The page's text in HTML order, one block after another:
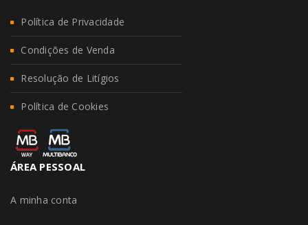
Política de Privacidade
Condições de Venda
Resolução de Litígios
Política de Cookies
ÁREA PESSOAL
A minha conta